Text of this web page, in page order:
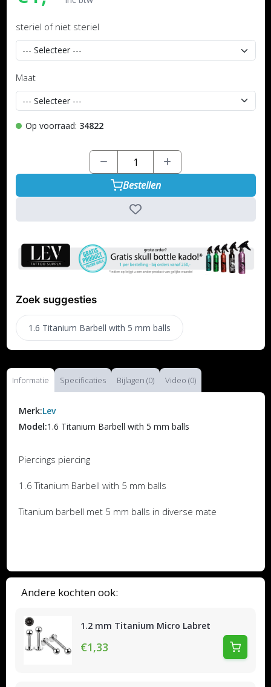
Andere kochten ook:
1.2 mm Titanium Micro Labret
€1,33
steriel of niet steriel
Maat
Op voorraad: 34822
Bestellen
Zoek suggesties
1.6 Titanium Barbell with 5 mm balls
Informatie Specificaties Bijlagen (0) Video (0)
Merk:Lev
Model:1.6 Titanium Barbell with 5 mm balls
Piercings piercing
1.6 Titanium Barbell with 5 mm balls
Titanium barbell met 5 mm balls in diverse mate